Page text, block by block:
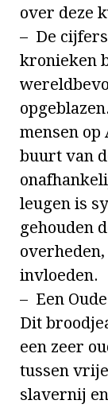
over deze
– De
kronieken
mensen
buurt van
leugen is
gehouden
invloeden.
– Een
Dit
een zeer
tussen
slavernij